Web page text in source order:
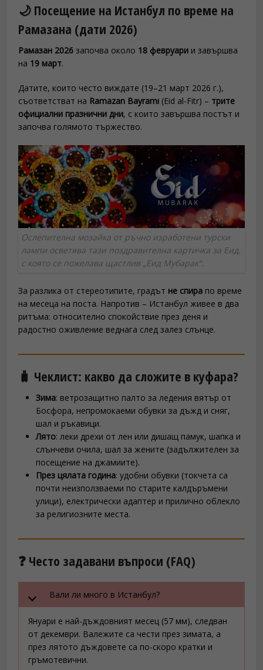
🌙 Посещение на Истанбул по време на
Рамазана (дати 2026)
Рамазан 2026 започва около 18 февруари и завършва
на 19 март.
Датите, които често виждате (19–21 март 2026 г.),
съответстват на Ramazan Bayramı (Eid al-Fitr) – трите
официални празнични дни, с които завършва постът и
започва голямото тържество.
Ослепителна мозайка от ръчно изработени турски
лампи осветява тази поздравителна картичка за Еид,
с която се пожелава щастлив „Еид Мубарак“.
За разлика от стереотипите, градът не спира по време
на месеца на поста. Напротив – Истанбул живее в два
ритъма: относително спокойствие през деня и
радостно оживление веднага след залез слънце.
🧳 Чеклист: какво да сложите в куфара?
Зима: ветрозащитно палто за ледения вятър от
Босфора, непромокаеми обувки за дъжд и сняг,
шал и ръкавици.
Лято: леки дрехи от лен или дишащ памук, шапка и
слънчеви очила, шал за жените (задължителен за
посещение на джамиите).
През цялата година: удобни обувки (токчета са
почти неизползваеми по старите калдъръмени
улици), електрически адаптер и прилично облекло
за религиозните места.
❓ Често задавани въпроси (FAQ)
Вали ли много в Истанбул?
Януари е най-дъждовният месец (57 мм), следван
от декември. Валежите са чести през зимата, а
през лятото дъждовете са по-скоро кратки и
гръмотевични.